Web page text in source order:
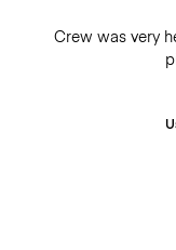
Crew was very